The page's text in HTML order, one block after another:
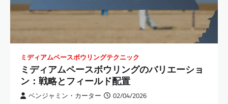
ミディアムペースボウリングテクニック
ミディアムペースボウリングのバリエーショ
ン：戦略とフィールド配置
ベンジャミン・カーター 02/04/2026